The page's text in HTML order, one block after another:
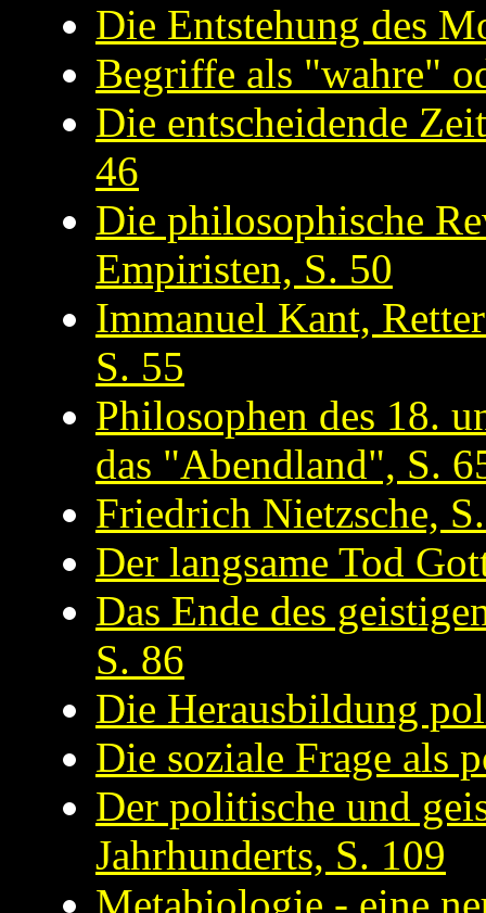
Die Entstehung des
Begriffe als "wahre"
Die entscheidende
46
Die philosophische
Empiristen, S. 50
Immanuel Kant,
S. 55
Philosophen des 18.
das "Abendland", S.
Friedrich Nietzsche,
Der langsame Tod
Das Ende des
S. 86
Die Herausbildung
Die soziale Frage als
Der politische und
Jahrhunderts, S. 109